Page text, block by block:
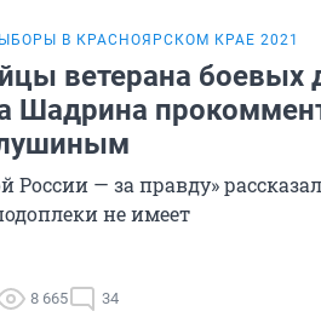
В КРАСНОЯРСКОМ КРАЕ 2021
ветерана боевых
Шадрина
России — за правду»
не имеет
8 665 34